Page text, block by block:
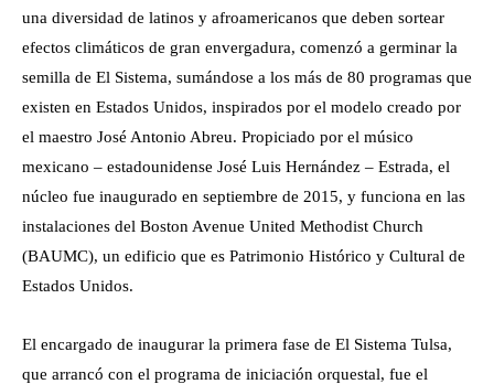
una diversidad de latinos y afroamericanos que deben sortear
efectos climáticos de gran envergadura, comenzó a germinar la
semilla de El Sistema, sumándose a los más de 80 programas que
existen en Estados Unidos, inspirados por el modelo creado por
el maestro José Antonio Abreu. Propiciado por el músico
mexicano – estadounidense José Luis Hernández – Estrada, el
núcleo fue inaugurado en septiembre de 2015, y funciona en las
instalaciones del Boston Avenue United Methodist Church
(BAUMC), un edificio que es Patrimonio Histórico y Cultural de
Estados Unidos.
El encargado de inaugurar la primera fase de El Sistema Tulsa,
que arrancó con el programa de iniciación orquestal, fue el